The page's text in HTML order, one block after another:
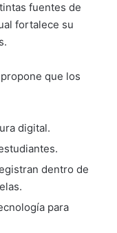
fuentes de
fortalece su
que los
digital.
dentro de
para